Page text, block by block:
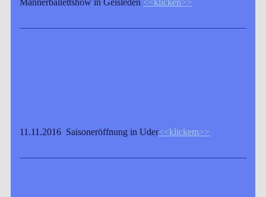
11.11.2016 Saisoneröffnung in Uder<<klickem>>